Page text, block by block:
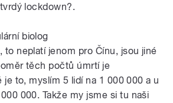
lockdown?.
biolog
to neplatí jenom pro Čínu, jsou jiné
těch počtů úmrtí je
je to, myslím 5 lidí na 1 000 000 a u
000. Takže my jsme si tu naši